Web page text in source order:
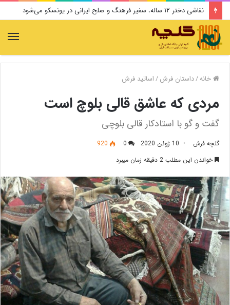
نقاشی دختر ۱۲ ساله، سفیر فرهنگ و صلح ایرانی در یونسکو می‌شود
خانه/داستان فرش/اساتید فرش
مردی که عاشق قالی بلوچ است
گفت و گو با استادکار قالی بلوچی
گلچه فرش 10 ژوئن 2020 0
920
خواندن این مطلب 2 دقیقه زمان میبرد